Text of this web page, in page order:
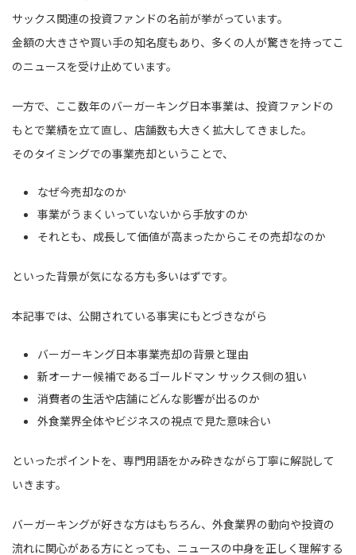
サックス関連の投資ファンドの名前が挙がっています。
金額の大きさや買い手の知名度もあり、多くの人が驚きを持ってこ
のニュースを受け止めています。
一方で、ここ数年のバーガーキング日本事業は、投資ファンドの
もとで業績を立て直し、店舗数も大きく拡大してきました。
そのタイミングでの事業売却ということで、
なぜ今売却なのか
事業がうまくいっていないから手放すのか
それとも、成長して価値が高まったからこその売却なのか
といった背景が気になる方も多いはずです。
本記事では、公開されている事実にもとづきながら
バーガーキング日本事業売却の背景と理由
新オーナー候補であるゴールドマン サックス側の狙い
消費者の生活や店舗にどんな影響が出るのか
外食業界全体やビジネスの視点で見た意味合い
といったポイントを、専門用語をかみ砕きながら丁寧に解説して
いきます。
バーガーキングが好きな方はもちろん、外食業界の動向や投資の
流れに関心がある方にとっても、ニュースの中身を正しく理解する